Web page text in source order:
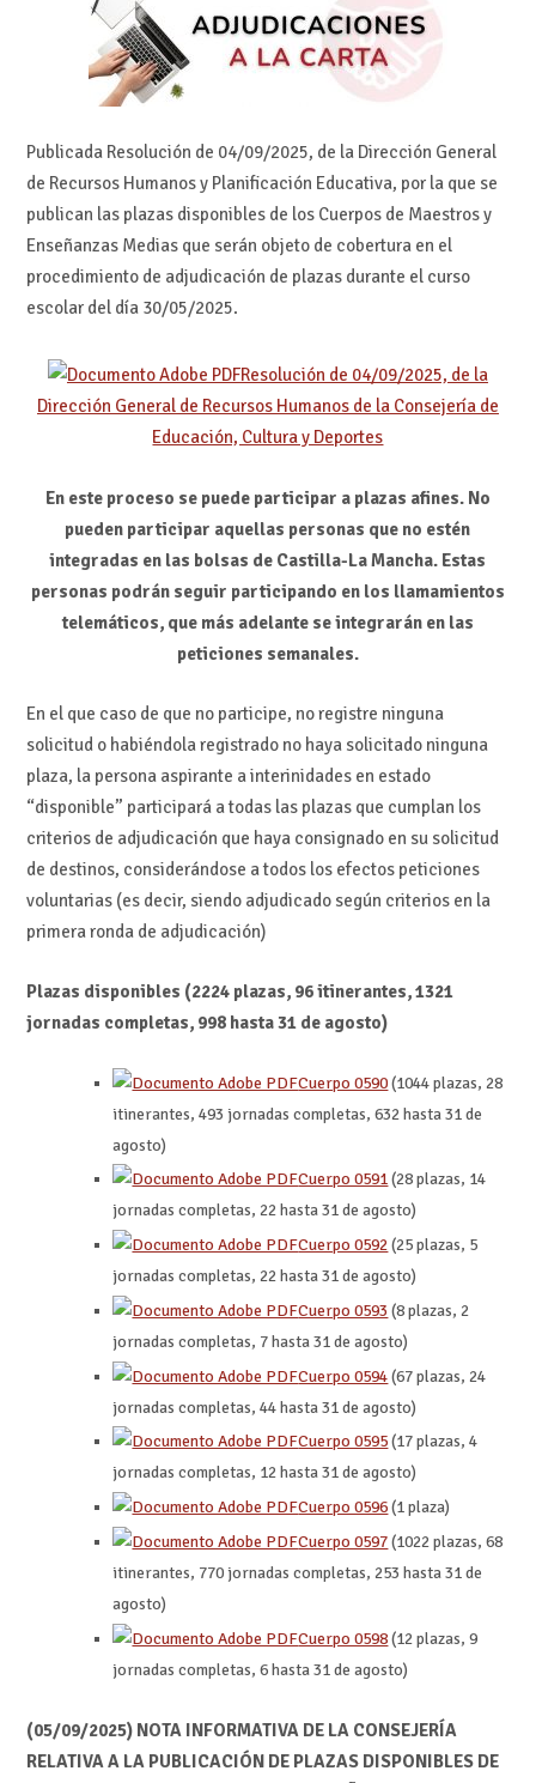
Publicada Resolución de 04/09/2025, de la Dirección General
de Recursos Humanos y Planificación Educativa, por la que se
publican las plazas disponibles de los Cuerpos de Maestros y
Enseñanzas Medias que serán objeto de cobertura en el
procedimiento de adjudicación de plazas durante el curso
escolar del día 30/05/2025.
Resolución de 04/09/2025, de la
Dirección General de Recursos Humanos de la Consejería de
Educación, Cultura y Deportes
En este proceso se puede participar a plazas afines. No
pueden participar aquellas personas que no estén
integradas en las bolsas de Castilla-La Mancha. Estas
personas podrán seguir participando en los llamamientos
telemáticos, que más adelante se integrarán en las
peticiones semanales.
En el que caso de que no participe, no registre ninguna
solicitud o habiéndola registrado no haya solicitado ninguna
plaza, la persona aspirante a interinidades en estado
“disponible” participará a todas las plazas que cumplan los
criterios de adjudicación que haya consignado en su solicitud
de destinos, considerándose a todos los efectos peticiones
voluntarias (es decir, siendo adjudicado según criterios en la
primera ronda de adjudicación)
Plazas disponibles (2224 plazas, 96 itinerantes, 1321
jornadas completas, 998 hasta 31 de agosto)
Cuerpo 0590(1044 plazas, 28
itinerantes, 493 jornadas completas, 632 hasta 31 de
agosto)
Cuerpo 0591(28 plazas, 14
jornadas completas, 22 hasta 31 de agosto)
Cuerpo 0592(25 plazas, 5
jornadas completas, 22 hasta 31 de agosto)
Cuerpo 0593 (8 plazas, 2
jornadas completas, 7 hasta 31 de agosto)
Cuerpo 0594(67 plazas, 24
jornadas completas, 44 hasta 31 de agosto)
Cuerpo 0595(17 plazas, 4
jornadas completas, 12 hasta 31 de agosto)
Cuerpo 0596(1 plaza)
Cuerpo 0597(1022 plazas, 68
itinerantes, 770 jornadas completas, 253 hasta 31 de
agosto)
Cuerpo 0598(12 plazas, 9
jornadas completas, 6 hasta 31 de agosto)
(05/09/2025) NOTA INFORMATIVA DE LA CONSEJERÍA
RELATIVA A LA PUBLICACIÓN DE PLAZAS DISPONIBLES DE